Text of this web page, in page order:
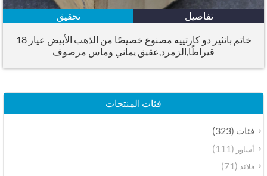
تفاصيل تحقيق
خاتم بانثير دو كارتييه مصنوع خصيصًا من الذهب الأبيض عيار 18
قيراطًا,الزمرد,عقيق يماني وماس مرصوف
فئات المنتجات
فئات(323)
أساور(111)
قلائد(71)